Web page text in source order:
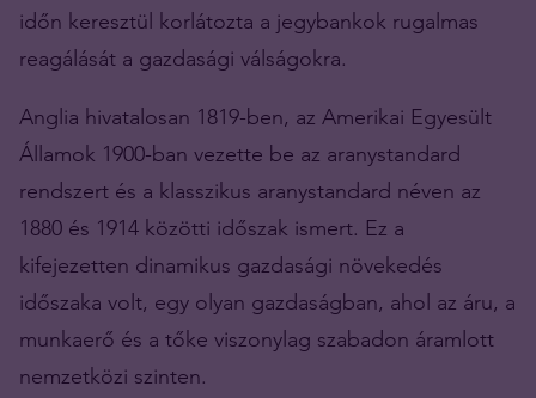
időn keresztül korlátozta a jegybankok rugalmas
reagálását a gazdasági válságokra.
Anglia hivatalosan 1819-ben, az Amerikai Egyesült
Államok 1900-ban vezette be az aranystandard
rendszert és a klasszikus aranystandard néven az
1880 és 1914 közötti időszak ismert. Ez a
kifejezetten dinamikus gazdasági növekedés
időszaka volt, egy olyan gazdaságban, ahol az áru, a
munkaerő és a tőke viszonylag szabadon áramlott
nemzetközi szinten.